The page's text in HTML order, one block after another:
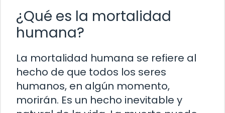
¿Qué es la mortalidad
humana?
La mortalidad humana se refiere al
hecho de que todos los seres
humanos, en algún momento,
morirán. Es un hecho inevitable y